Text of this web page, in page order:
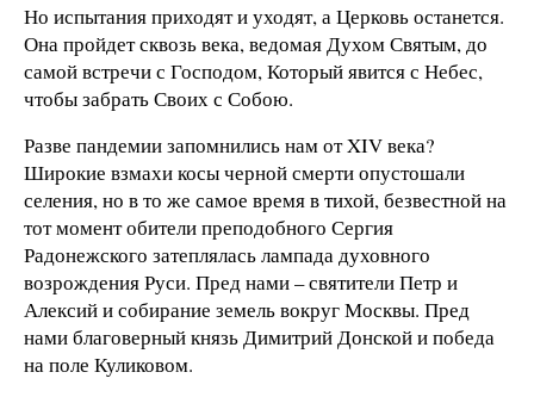
Но испытания приходят и уходят, а Церковь останется.
Она пройдет сквозь века, ведомая Духом Святым, до
самой встречи с Господом, Который явится с Небес,
чтобы забрать Своих с Собою.
Разве пандемии запомнились нам от XIV века?
Широкие взмахи косы черной смерти опустошали
селения, но в то же самое время в тихой, безвестной на
тот момент обители преподобного Сергия
Радонежского затеплялась лампада духовного
возрождения Руси. Пред нами – святители Петр и
Алексий и собирание земель вокруг Москвы. Пред
нами благоверный князь Димитрий Донской и победа
на поле Куликовом.